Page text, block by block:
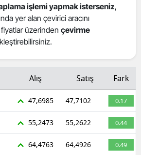
işlemi yapmak isterseniz,
yer alan çevirici aracını
üzerinden çevirme
Alış Satış Fark
47,6985 47,7102 0.17
55,2473 55,2622 0.44
64,4763 64,4926 0.49